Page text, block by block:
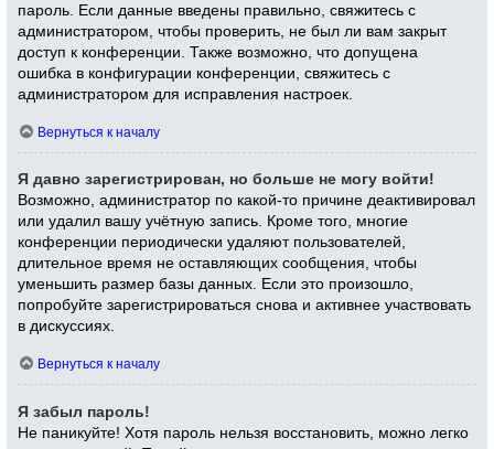
пароль. Если данные введены правильно, свяжитесь с
администратором, чтобы проверить, не был ли вам закрыт
доступ к конференции. Также возможно, что допущена
ошибка в конфигурации конференции, свяжитесь с
администратором для исправления настроек.
Вернуться к началу
Я давно зарегистрирован, но больше не могу войти!
Возможно, администратор по какой-то причине деактивировал
или удалил вашу учётную запись. Кроме того, многие
конференции периодически удаляют пользователей,
длительное время не оставляющих сообщения, чтобы
уменьшить размер базы данных. Если это произошло,
попробуйте зарегистрироваться снова и активнее участвовать
в дискуссиях.
Вернуться к началу
Я забыл пароль!
Не паникуйте! Хотя пароль нельзя восстановить, можно легко